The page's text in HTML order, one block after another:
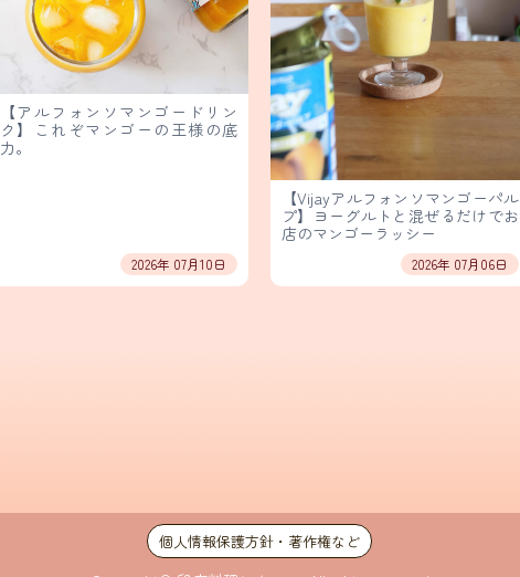
【アルフォンソマンゴードリン
ク】これぞマンゴーの王様の底
力。
2026年 07月10日
【Vijayアルフォンソマンゴーパル
プ】ヨーグルトと混ぜるだけでお
店のマンゴーラッシー
2026年 07月06日
個人情報保護方針・著作権など